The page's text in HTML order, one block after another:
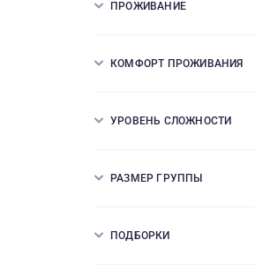
ПРОЖИВАНИЕ
КОМФОРТ ПРОЖИВАНИЯ
УРОВЕНЬ СЛОЖНОСТИ
РАЗМЕР ГРУППЫ
ПОДБОРКИ